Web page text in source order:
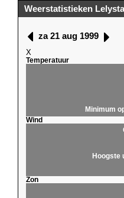
Weerstatistieken
za 21 aug 1999
X
Temperatuur
Minimum
Wind
Hoogste
Zon